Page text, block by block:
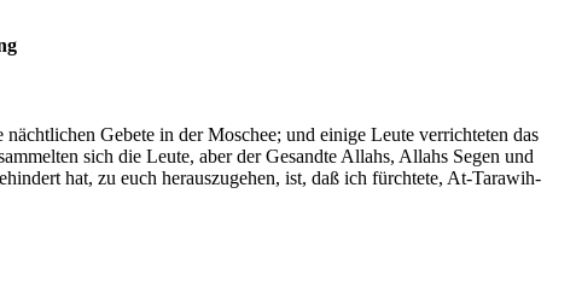
Gebete in der Moschee; und einige Leute verrichteten das
sich die Leute, aber der Gesandte Allahs, Allahs Segen und
hat, zu euch herauszugehen, ist, daß ich fürchtete, At-Tarawih-